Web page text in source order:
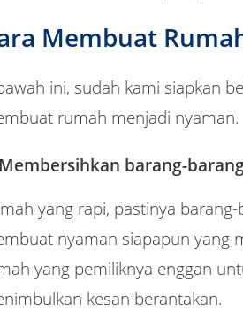
Membuat
ini, sudah kami siapkan
rumah menjadi nyaman.
Membersihkan barang-
yang rapi, pastinya
nyaman siapapun yang
yang pemiliknya enggan
kesan berantakan.